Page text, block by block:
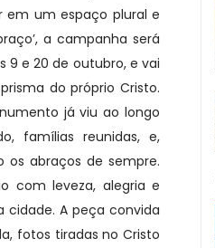
em um espaço plural e
a campanha será
9 e 20 de outubro, e vai
do próprio Cristo.
já viu ao longo
famílias reunidas, e,
abraços de sempre.
com leveza, alegria e
cidade. A peça convida
fotos tiradas no Cristo